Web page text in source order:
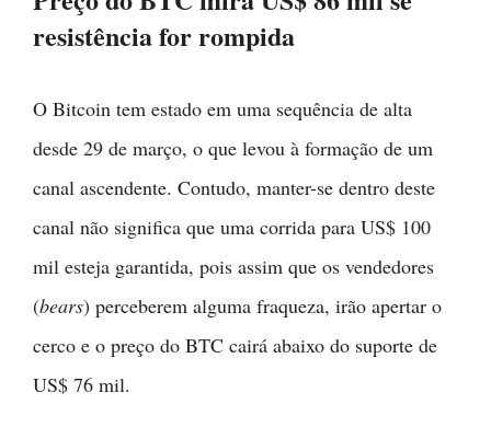
resistência for rompida
O Bitcoin tem estado em uma sequência de alta
desde 29 de março, o que levou à formação de um
canal ascendente. Contudo, manter-se dentro deste
canal não significa que uma corrida para US$ 100
mil esteja garantida, pois assim que os vendedores
(bears) perceberem alguma fraqueza, irão apertar o
cerco e o preço do BTC cairá abaixo do suporte de
US$ 76 mil.